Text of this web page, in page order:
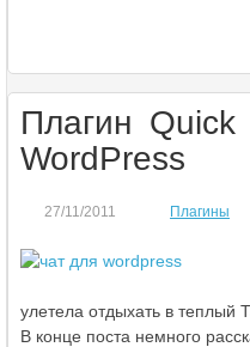
Плагин
WordPress
27/11/2011 Плагины
улетела отдыхать в теплый
В конце поста немного